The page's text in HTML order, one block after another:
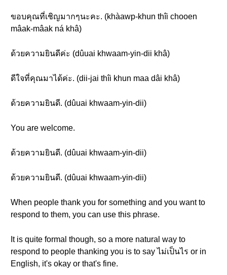
ขอบคุณที่เชิญมากๆนะคะ. (khàawp-khun thîi chooen
mâak-mâak ná khâ)
ด้วยความยินดีค่ะ (dûuai khwaam-yin-dii khâ)
ดีใจที่คุณมาได้ค่ะ. (dii-jai thîi khun maa dâi khâ)
ด้วยความยินดี. (dûuai khwaam-yin-dii)
You are welcome.
ด้วยความยินดี. (dûuai khwaam-yin-dii)
ด้วยความยินดี. (dûuai khwaam-yin-dii)
When people thank you for something and you want to
respond to them, you can use this phrase.
It is quite formal though, so a more natural way to
respond to people thanking you is to say ไม่เป็นไร or in
English, it's okay or that's fine.